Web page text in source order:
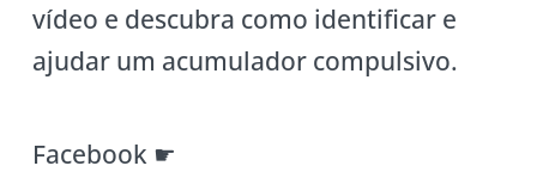
vídeo e descubra como identificar e
ajudar um acumulador compulsivo.
Facebook ☛